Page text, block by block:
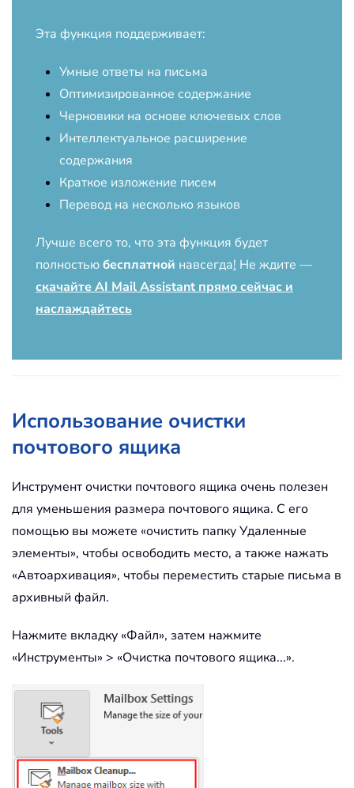
Эта функция поддерживает:
Умные ответы на письма
Оптимизированное содержание
Черновики на основе ключевых слов
Интеллектуальное расширение
содержания
Краткое изложение писем
Перевод на несколько языков
Лучше всего то, что эта функция будет
полностьюбесплатной навсегда! Не ждите —
скачайте AI Mail Assistant прямо сейчас и
наслаждайтесь
Использование очистки
почтового ящика
Инструмент очистки почтового ящика очень полезен
для уменьшения размера почтового ящика. С его
помощью вы можете «очистить папку Удаленные
элементы», чтобы освободить место, а также нажать
«Автоархивация», чтобы переместить старые письма в
архивный файл.
Нажмите вкладку «Файл», затем нажмите
«Инструменты» > «Очистка почтового ящика...».